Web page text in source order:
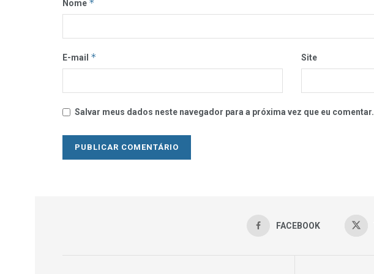
Nome *
E-mail * Site
Salvar meus dados neste navegador para a próxima vez que eu comentar.
FACEBOOK